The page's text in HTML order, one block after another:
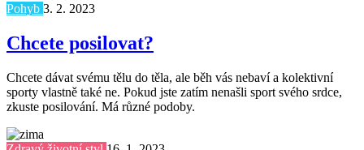
Pohyb 3. 2. 2023
Chcete posilovat?
Chcete dávat svému tělu do těla, ale běh vás nebaví a kolektivní
sporty vlastně také ne. Pokud jste zatím nenašli sport svého srdce,
zkuste posilování. Má různé podoby.